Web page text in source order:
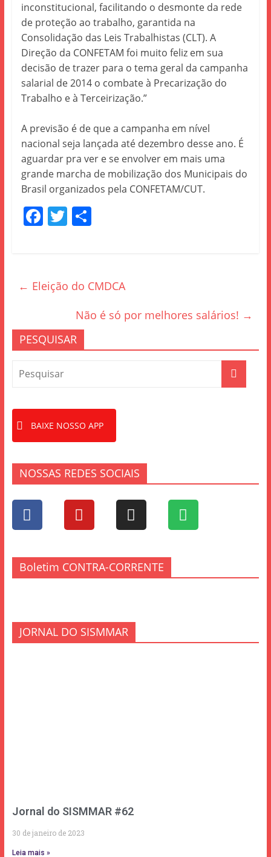
inconstitucional, facilitando o desmonte da rede
de proteção ao trabalho, garantida na
Consolidação das Leis Trabalhistas (CLT). A
Direção da CONFETAM foi muito feliz em sua
decisão de trazer para o tema geral da campanha
salarial de 2014 o combate à Precarização do
Trabalho e à Terceirização.”
A previsão é de que a campanha em nível
nacional seja lançada até dezembro desse ano. É
aguardar pra ver e se envolver em mais uma
grande marcha de mobilização dos Municipais do
Brasil organizados pela CONFETAM/CUT.
F
b
o
k
T S
← Eleição do CMDCA
Não é só por melhores salários! →
PESQUISAR
BAIXE NOSSO APP
NOSSAS REDES SOCIAIS
Boletim CONTRA-CORRENTE
JORNAL DO SISMMAR
Jornal do SISMMAR #62
30 de janeiro de 2023
Leia mais »